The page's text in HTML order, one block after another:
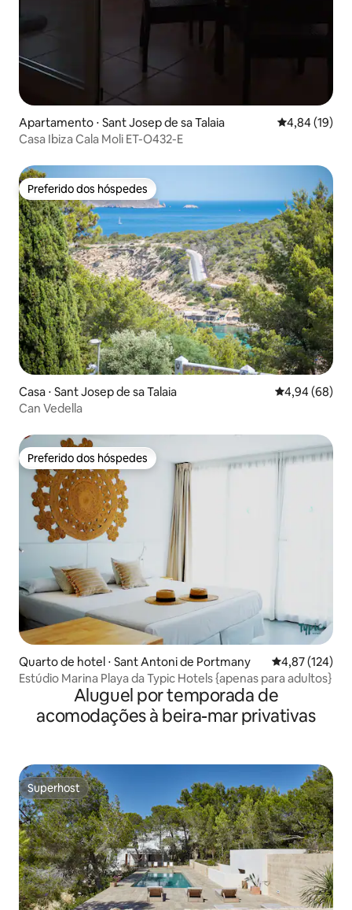
Apartamento ⋅ Sant Josep de sa Talaia 4,84 de uma
4,84 (19)
Casa Ibiza Cala Moli ET-O432-E
Preferido dos hóspedes
Preferido dos hóspedes
Casa ⋅ Sant Josep de sa Talaia 4,94 de uma
4,94 (68)
Can Vedella
Preferido dos hóspedes
Preferido dos hóspedes
Quarto de hotel ⋅ Sant Antoni de Portmany 4,87 de uma
4,87 (124)
Estúdio Marina Playa da Typic Hotels {apenas para adultos}
Aluguel por temporada de
acomodações à beira-mar privativas
Superhost
Superhost